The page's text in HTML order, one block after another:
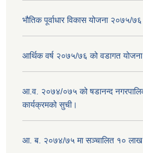
भौतिक पूर्वाधार विकास योजना २०७५/
आर्थिक वर्ष २०७५/७६ को वडागत योजना
आ.व. २०७४/०७५ को षडानन्द
कार्यक्रमको सुची।
आ. ब. २०७४/७५ मा सञ्चालित १० लाख